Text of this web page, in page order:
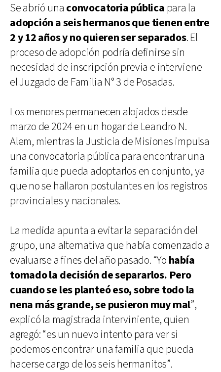
Se abrió una convocatoria pública para la
adopción a seis hermanos que tienen entre
2 y 12 años y no quieren ser separados. El
proceso de adopción podría definirse sin
necesidad de inscripción previa e interviene
el Juzgado de Familia N° 3 de Posadas.
Los menores permanecen alojados desde
marzo de 2024 en un hogar de Leandro N.
Alem, mientras la Justicia de Misiones impulsa
una convocatoria pública para encontrar una
familia que pueda adoptarlos en conjunto, ya
que no se hallaron postulantes en los registros
provinciales y nacionales.
La medida apunta a evitar la separación del
grupo, una alternativa que había comenzado a
evaluarse a fines del año pasado. “Yo había
tomado la decisión de separarlos. Pero
cuando se les planteó eso, sobre todo la
nena más grande, se pusieron muy mal”,
explicó la magistrada interviniente, quien
agregó: “es un nuevo intento para ver si
podemos encontrar una familia que pueda
hacerse cargo de los seis hermanitos”.